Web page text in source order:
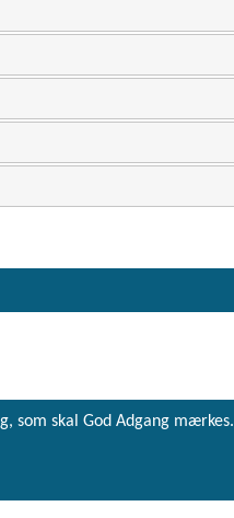
som skal God Adgang mærkes.